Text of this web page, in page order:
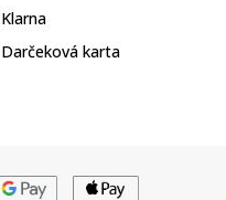
Klarna
Darčeková karta